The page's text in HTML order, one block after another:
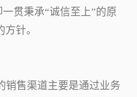
贯秉承“诚信至上”的原
针。
销售渠道主要是通过业务